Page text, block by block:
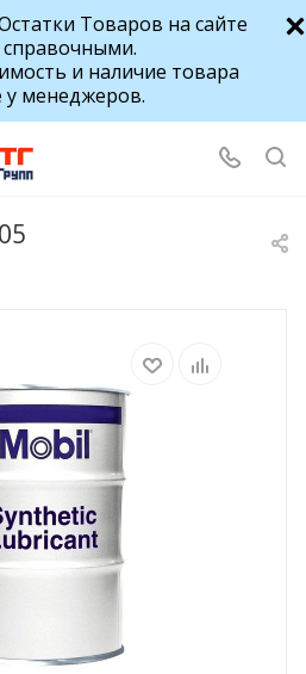
Товаров на сайте
справочными.
и наличие товара
у менеджеров.